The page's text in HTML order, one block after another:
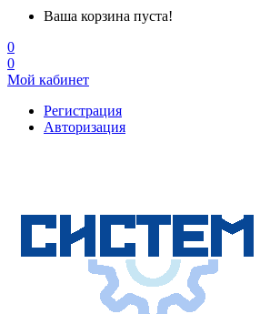
Ваша корзина пуста!
0
0
Мой кабинет
Регистрация
Авторизация